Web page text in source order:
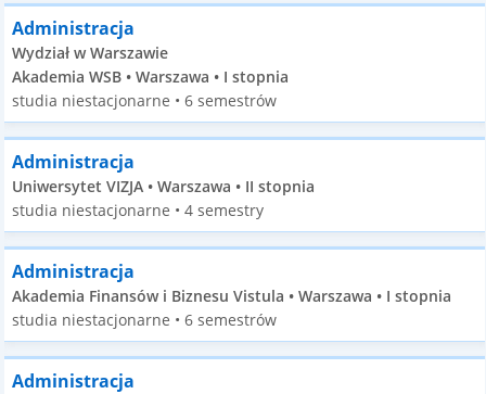
Administracja
Wydział w Warszawie
Akademia WSB • Warszawa • I stopnia
studia niestacjonarne • 6 semestrów
Administracja
Uniwersytet VIZJA • Warszawa • II stopnia
studia niestacjonarne • 4 semestry
Administracja
Akademia Finansów i Biznesu Vistula • Warszawa • I stopnia
studia niestacjonarne • 6 semestrów
Administracja